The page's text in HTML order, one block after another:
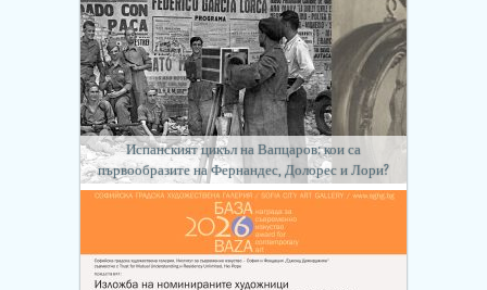
Испанският цикъл на Вапцаров: кои са
първообразите на Фернандес, Долорес и Лори?